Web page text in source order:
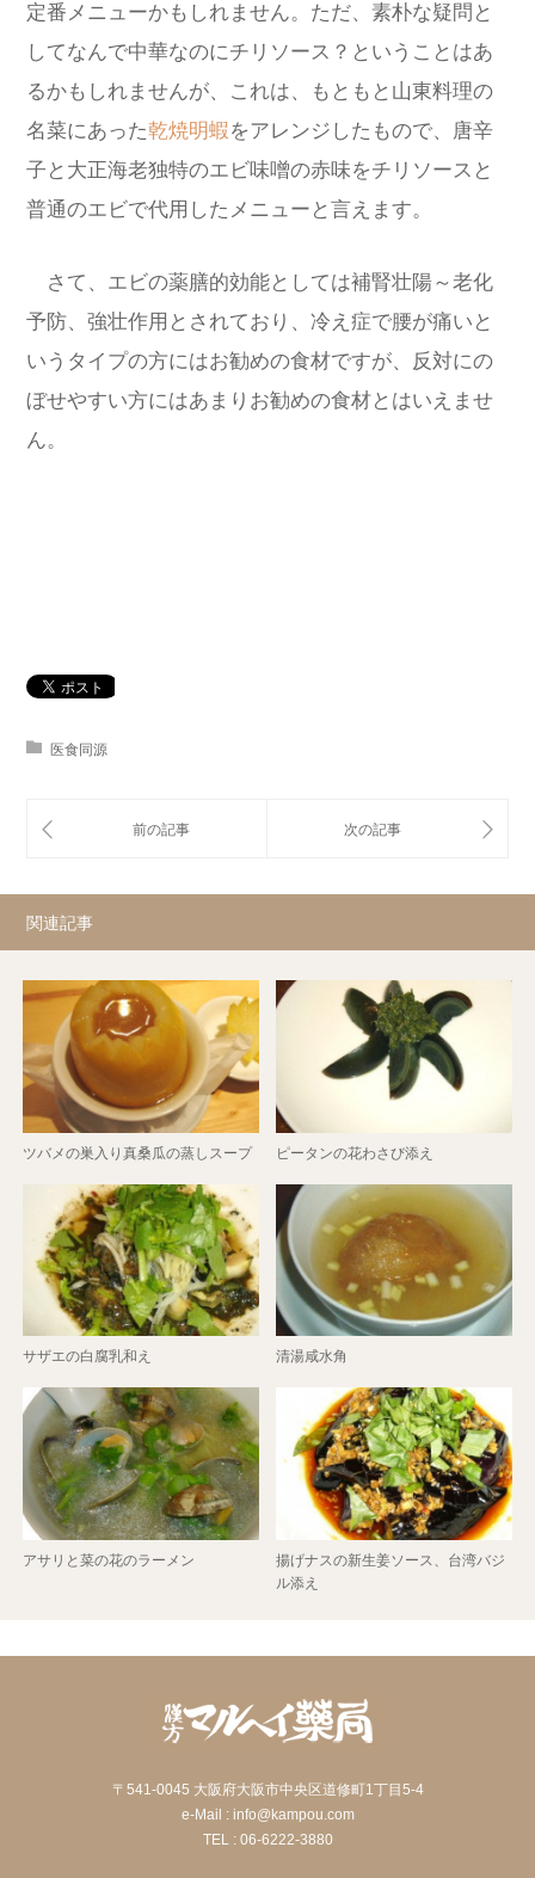
定番メニューかもしれません。ただ、素朴な疑問と
してなんで中華なのにチリソース？ということはあ
るかもしれませんが、これは、もともと山東料理の
名菜にあった乾焼明蝦 をアレンジしたもので、唐辛
子と大正海老独特のエビ味噌の赤味をチリソースと
普通のエビで代用したメニューと言えます。
さて、エビの薬膳的効能としては補腎壮陽～老化
予防、強壮作用とされており、冷え症で腰が痛いと
いうタイプの方にはお勧めの食材ですが、反対にの
ぼせやすい方にはあまりお勧めの食材とはいえませ
ん。
医食同源
関連記事
ツバメの巣入り真桑瓜の蒸しスープ ピータンの花わさび添え
サザエの白腐乳和え 清湯咸水角
アサリと菜の花のラーメン
揚げナスの新生姜ソース、台湾バジ
ル添え
〒541-0045 大阪府大阪市中央区道修町1丁目5-4
e-Mail : info@kampou.com
TEL : 06-6222-3880